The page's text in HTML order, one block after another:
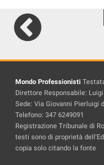
Mondo Professionisti
Direttore Responsabile:
Sede: Via Giovanni Pierluigi
Telefono: 347 6249091
Registrazione Tribunale di
testi sono di proprietà
copia solo citando la fonte